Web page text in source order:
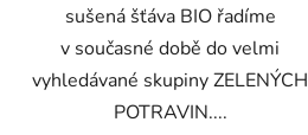
sušená šťáva BIO řadíme
v současné době do velmi
vyhledávané skupiny ZELENÝCH
POTRAVIN....